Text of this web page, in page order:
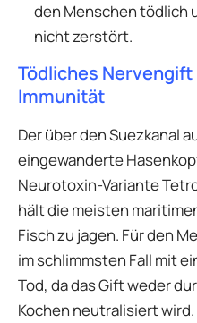
den Menschen tödlich
nicht zerstört.
Tödliches
Immunität
Der über den Suezkanal
eingewanderte
Neurotoxin-Variante
hält die meisten
Fisch zu jagen. Für den
im schlimmsten Fall mit
Tod, da das Gift weder
Kochen neutralisiert wird.